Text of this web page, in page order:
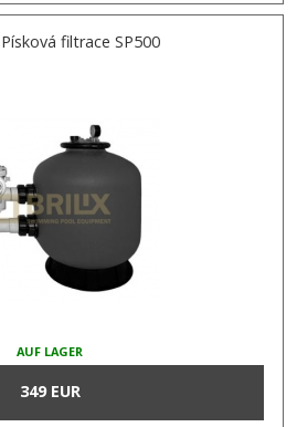
filtrace SP500
AUF LAGER
349 EUR